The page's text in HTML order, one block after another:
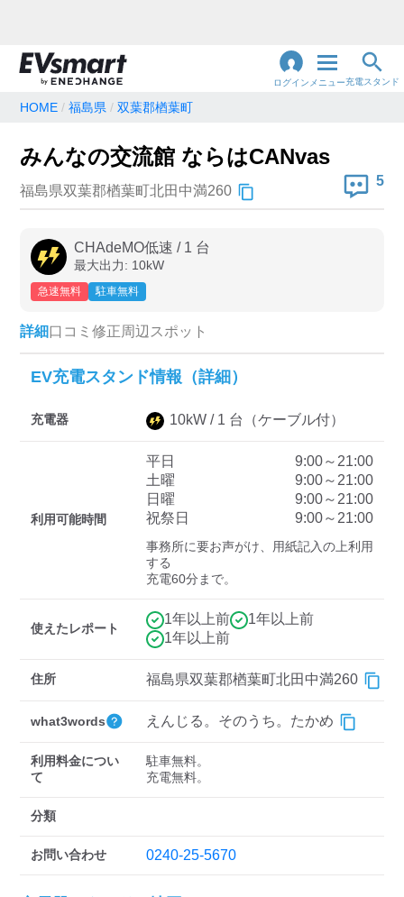
ログイン メニュー充電スタンド
地名・観光スポット・住所で検索
充電器の種類
急速充電器のみ表示
高速道路上のみ表示
認証システム
三菱ディーラーを表示
日産ディーラーを表示
すべて 中速-20kW-以上 急速-44kW-以上
車種
HOME 福島県 双葉郡楢葉町
みんなの交流館 ならはCANvas
福島県双葉郡楢葉町北田中満260
5
CHAdeMO低速 / 1 台
最大出力: 10kW
急速無料 駐車無料
詳細口コミ 修正周辺スポット
EV充電スタンド情報（詳細）
充電器 10kW / 1 台 （ケーブル付）
利用可能時間
平日
9:00～21:00
土曜
9:00～21:00
日曜
9:00～21:00
祝祭日
9:00～21:00
事務所に要お声がけ、用紙記入の上利用
する
充電60分まで。
使えたレポート
1年以上前
1年以上前
1年以上前
住所 福島県双葉郡楢葉町北田中満260
what3words えんじる。そのうち。たかめ
利用料金につい
て
駐車無料。
充電無料。
分類
お問い合わせ 0240-25-5670